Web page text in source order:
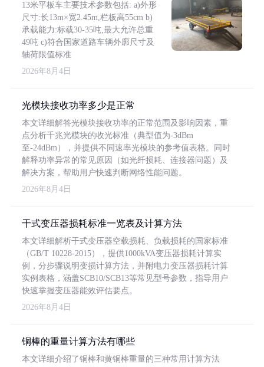
13米平板车主要技术参数包括: a)外形
尺寸:长13m×宽2.45m,栏板高55cm b)
承载能力:标载30-35吨,最大允许总重
49吨 c)符合国家道路车辆外廓尺寸及
轴荷限值标准
2026年8月4日
光模块接收功率多少是正常
本文详细解答光模块接收功率的正常范围及影响因素，重
点分析千兆光模块的收光标准（典型值为-3dBm
至-24dBm），并提供不同速率光模块的参考值表格。同时
解释功率异常的常见原因（如光纤损耗、连接器问题）及
解决方案，帮助用户快速判断网络性能问题。
2026年8月4日
干式变压器损耗标准一览表及计算方法
本文详细解析干式变压器空载损耗、负载损耗的国家标准
（GB/T 10228-2015），提供1000kVA变压器损耗计算实
例，分步骤说明变损计算方法，并附电力变压器损耗计算
实例表格，涵盖SCB10/SCB13等常见型号参数，指导用户
快速掌握变压器能效评估要点。
2026年8月4日
铜棒的重量计算方法有哪些
本文详细介绍了铜棒和黄铜棒重量的三种常用计算方法